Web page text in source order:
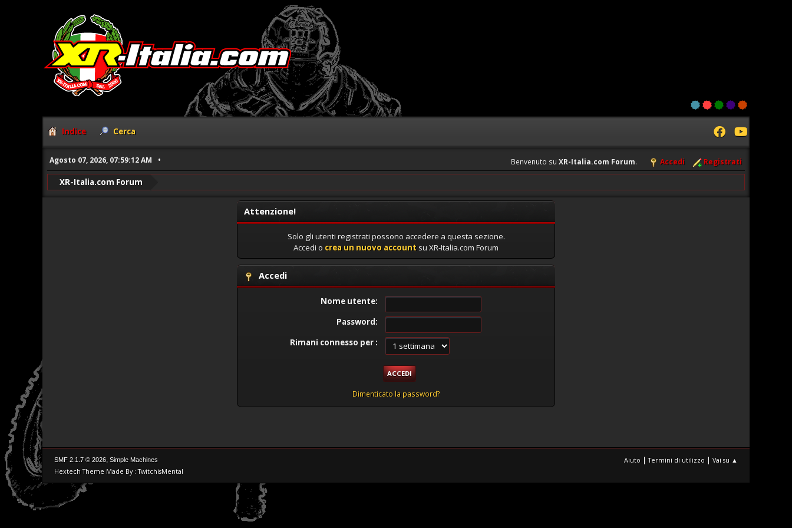
Indice Cerca
Agosto 07, 2026, 07:59:12 AM Benvenuto su XR-Italia.com Forum. Accedi Registrati
XR-Italia.com Forum
Attenzione!
Solo gli utenti registrati possono accedere a questa sezione.
Accedi o crea un nuovo account su XR-Italia.com Forum
Accedi
Nome utente:
Password:
Rimani connesso per :
Dimenticato la password?
Aiuto |Termini di utilizzo | Vai su ▲
SMF 2.1.7 © 2026, Simple Machines
Hextech Theme Made By : TwitchisMental